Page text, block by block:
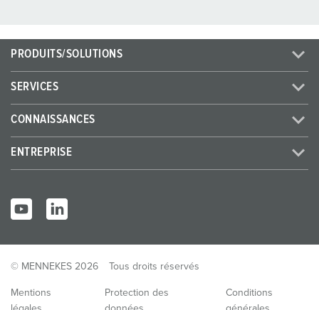
PRODUITS/SOLUTIONS
SERVICES
CONNAISSANCES
ENTREPRISE
© MENNEKES 2026 Tous droits réservés
Mentions
Protection des
Conditions